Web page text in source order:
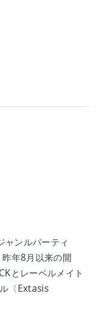
ンルパーティ
年8月以来の開
とレーベルメイト
〈Extasis